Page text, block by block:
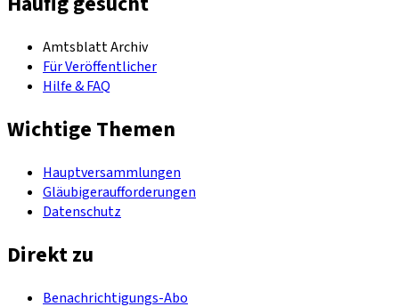
Amtsblatt Archiv
Für Veröffentlicher
Hilfe & FAQ
Wichtige Themen
Hauptversammlungen
Gläubigeraufforderungen
Datenschutz
Direkt zu
Benachrichtigungs-Abo